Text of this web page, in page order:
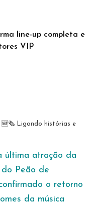
line-up completa e
VIP
🆕️🗞 Ligando histórias e